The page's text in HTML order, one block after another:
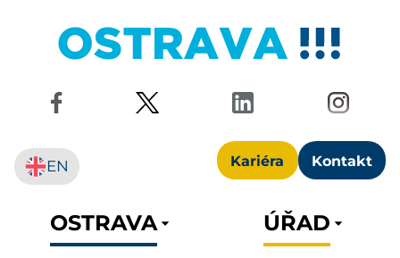
Kariéra Kontakt
EN
OSTRAVA
ÚŘAD